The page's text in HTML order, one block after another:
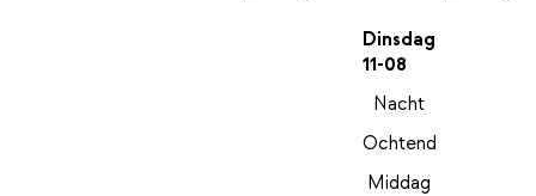
Dinsdag
11-08
Nacht
Ochtend
Middag